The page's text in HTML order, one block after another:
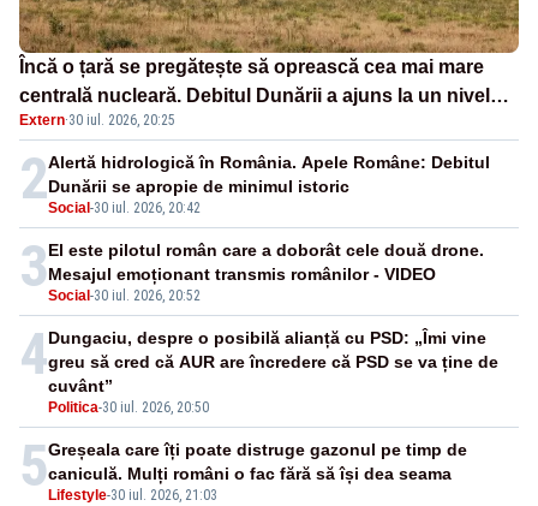
Încă o țară se pregătește să oprească cea mai mare
centrală nucleară. Debitul Dunării a ajuns la un nivel
critic
Extern·30 iul. 2026, 20:25
2Social -30 iul. 2026, 20:42
Alertă hidrologică în România. Apele Române: Debitul
Dunării se apropie de minimul istoric
3Social -30 iul. 2026, 20:52
El este pilotul român care a doborât cele două drone.
Mesajul emoționant transmis românilor - VIDEO
4
Politica-30 iul. 2026, 20:50
Dungaciu, despre o posibilă alianță cu PSD: „Îmi vine
greu să cred că AUR are încredere că PSD se va ține de
cuvânt”
5 Lifestyle-30 iul. 2026, 21:03
Greșeala care îți poate distruge gazonul pe timp de
caniculă. Mulți români o fac fără să își dea seama